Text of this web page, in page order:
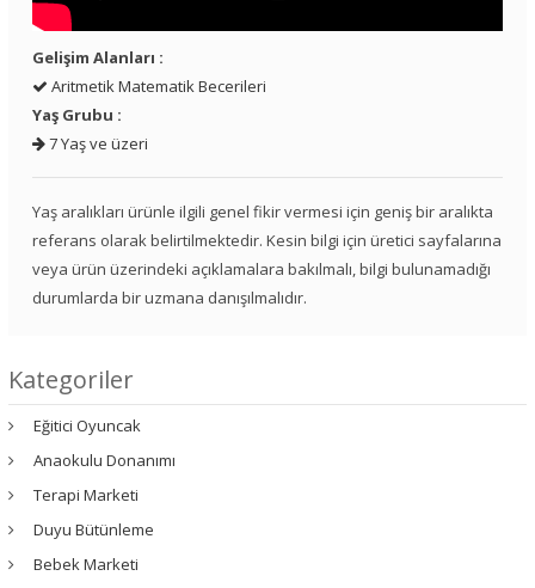
Gelişim Alanları :
Aritmetik Matematik Becerileri
Yaş Grubu :
7 Yaş ve üzeri
Yaş aralıkları ürünle ilgili genel fikir vermesi için geniş bir aralıkta
referans olarak belirtilmektedir. Kesin bilgi için üretici sayfalarına
veya ürün üzerindeki açıklamalara bakılmalı, bilgi bulunamadığı
durumlarda bir uzmana danışılmalıdır.
Kategoriler
Eğitici Oyuncak
Anaokulu Donanımı
Terapi Marketi
Duyu Bütünleme
Bebek Marketi